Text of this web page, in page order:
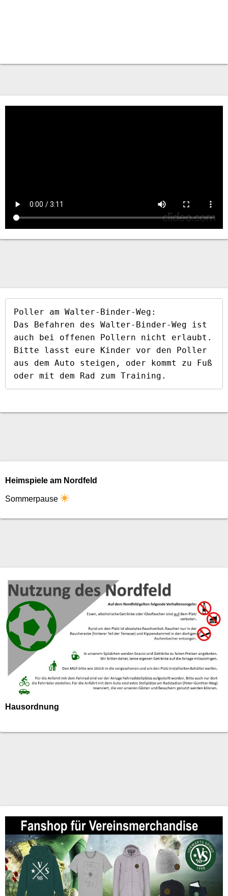
Poller am Walter-Binder-Weg:
Das Befahren des Walter-Binder-Weg ist
auch bei offenen Pollern nicht erlaubt.
Bitte lasst eure Kinder vor den Poller
aus dem Auto steigen, oder kommt zu Fuß
oder mit dem Rad zum Training.
Heimspiele am Nordfeld
Sommerpause
Hausordnung